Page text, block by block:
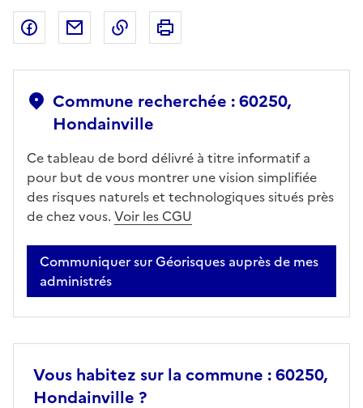
Partager sur Facebook
Partager par emailCopier dans le presse-papier
Commune recherchée : 60250,
Hondainville
Ce tableau de bord délivré à titre informatif a
pour but de vous montrer une vision simplifiée
des risques naturels et technologiques situés près
de chez vous. Voir les CGU
Communiquer sur Géorisques auprès de mes
administrés
Vous habitez sur la commune : 60250,
Hondainville ?